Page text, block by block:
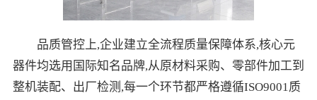
品质管控上,企业建立全流程质量保障体系,核心元
器件均选用国际知名品牌,从原材料采购、零部件加工到
整机装配、出厂检测,每一个环节都严格遵循ISO9001质